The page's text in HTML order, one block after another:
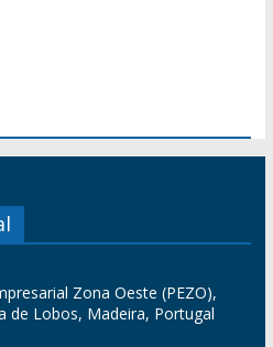
Zona Oeste (PEZO),
de Lobos, Madeira, Portugal